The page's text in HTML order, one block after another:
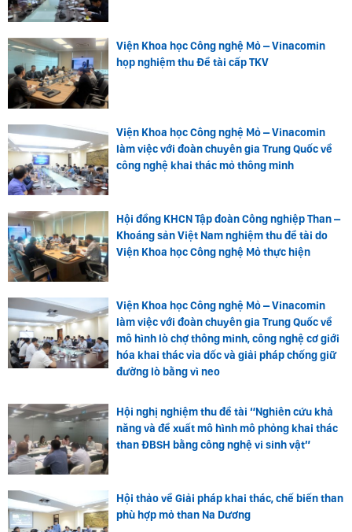
Viện Khoa học Công nghệ Mỏ – Vinacomin
họp nghiệm thu Đề tài cấp TKV
Viện Khoa học Công nghệ Mỏ – Vinacomin
làm việc với đoàn chuyên gia Trung Quốc về
công nghệ khai thác mỏ thông minh
Hội đồng KHCN Tập đoàn Công nghiệp Than –
Khoáng sản Việt Nam nghiệm thu đề tài do
Viện Khoa học Công nghệ Mỏ thực hiện
Viện Khoa học Công nghệ Mỏ – Vinacomin
làm việc với đoàn chuyên gia Trung Quốc về
mô hình lò chợ thông minh, công nghệ cơ giới
hóa khai thác vỉa dốc và giải pháp chống giữ
đường lò bằng vì neo
Hội nghị nghiệm thu đề tài “Nghiên cứu khả
năng và đề xuất mô hình mô phỏng khai thác
than ĐBSH bằng công nghệ vi sinh vật”
Hội thảo về Giải pháp khai thác, chế biến than
phù hợp mỏ than Na Dương